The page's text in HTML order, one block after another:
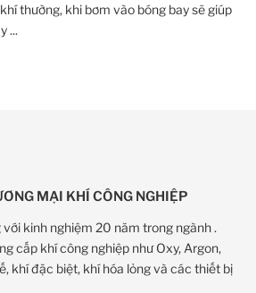
thường, khi bơm vào bóng bay sẽ giúp
...
MẠI KHÍ CÔNG NGHIỆP
với kinh nghiệm 20 năm trong ngành .
cấp khí công nghiệp như Oxy, Argon,
khí đặc biệt, khí hóa lỏng và các thiết bị